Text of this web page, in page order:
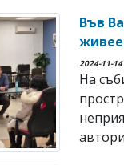
Във
2024-11-14
На